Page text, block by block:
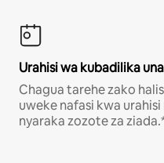
Urahisi wa kubadilika
Chagua tarehe zako
uweke nafasi kwa
nyaraka zozote za